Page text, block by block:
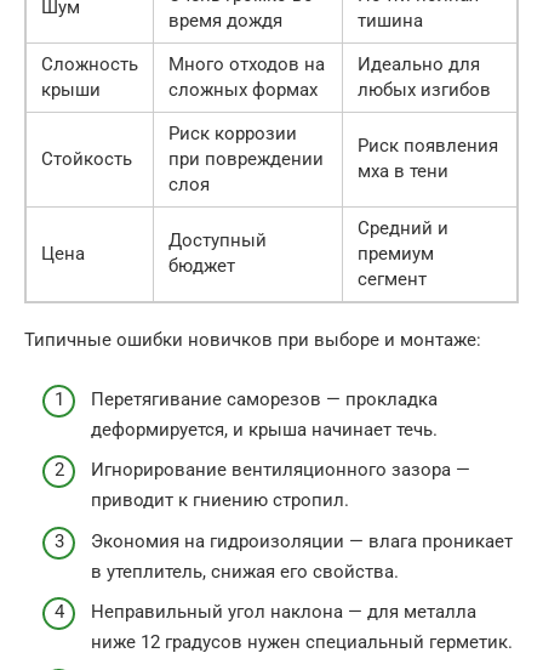
Шум
время дождя
тишина
Сложность
крыши
Много отходов на
сложных формах
Идеально для
любых изгибов
Стойкость
Риск коррозии
при повреждении
слоя
Риск появления
мха в тени
Цена
Доступный
бюджет
Средний и
премиум
сегмент
Типичные ошибки новичков при выборе и монтаже:
Перетягивание саморезов — прокладка
деформируется, и крыша начинает течь.
Игнорирование вентиляционного зазора —
приводит к гниению стропил.
Экономия на гидроизоляции — влага проникает
в утеплитель, снижая его свойства.
Неправильный угол наклона — для металла
ниже 12 градусов нужен специальный герметик.